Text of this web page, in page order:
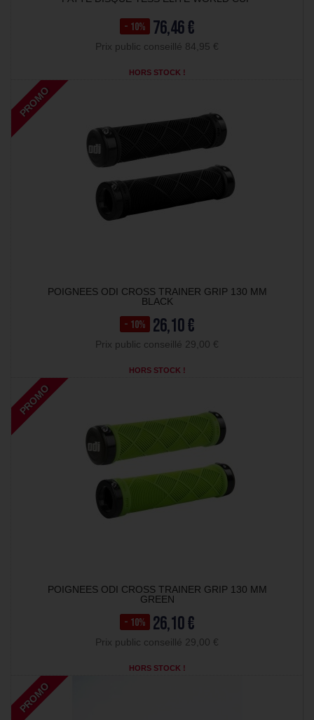
- 10% 76,46 €
Prix public conseillé 84,95 €
HORS STOCK !
PROMO
POIGNEES ODI CROSS TRAINER GRIP 130 MM
BLACK
- 10% 26,10 €
Prix public conseillé 29,00 €
HORS STOCK !
PROMO
POIGNEES ODI CROSS TRAINER GRIP 130 MM
GREEN
- 10% 26,10 €
Prix public conseillé 29,00 €
HORS STOCK !
PROMO